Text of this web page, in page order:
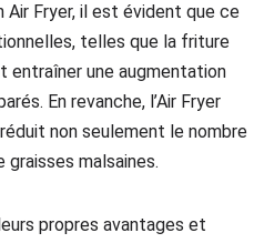
Air Fryer, il est évident que ce
telles que la friture
entraîner une augmentation
En revanche, l’Air Fryer
non seulement le nombre
malsaines.
propres avantages et